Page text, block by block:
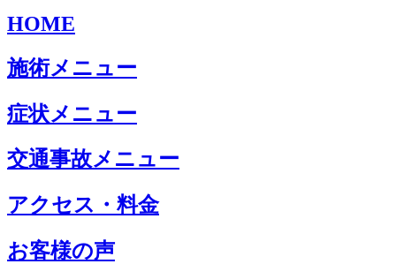
HOME
施術メニュー
症状メニュー
交通事故メニュー
アクセス・料金
お客様の声